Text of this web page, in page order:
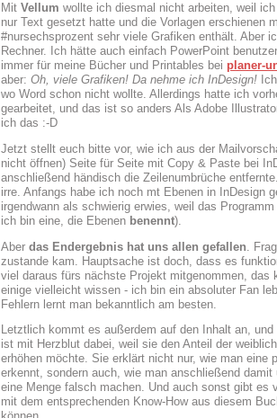
Mit Vellum wollte ich diesmal nicht arbeiten, weil
nur Text gesetzt hatte und die Vorlagen erschienen
#nursechsprozent sehr viele Grafiken enthält. Aber
Rechner. Ich hätte auch einfach PowerPoint
immer für meine Bücher und Printables bei planer-
aber: Oh, viele Grafiken! Da nehme ich InDesign!
wo Word schon nicht wollte. Allerdings hatte ich
gearbeitet, und das ist so anders Als Adobe
ich das :-D
Jetzt stellt euch bitte vor, wie ich aus der
nicht öffnen) Seite für Seite mit Copy & Paste bei
anschließend händisch die Zeilenumbrüche
irre. Anfangs habe ich noch mt Ebenen in InDesign
irgendwann als schwierig erwies, weil das
ich bin eine, die Ebenen benennt).
Aber das Endergebnis hat uns allen gefallen .
zustande kam. Hauptsache ist doch, dass es
viel daraus fürs nächste Projekt mitgenommen, das
einige vielleicht wissen - ich bin ein absoluter Fan
Fehlern lernt man bekanntlich am besten.
Letztlich kommt es außerdem auf den Inhalt an,
ist mit Herzblut dabei, weil sie den Anteil der
erhöhen möchte. Sie erklärt nicht nur, wie man eine
erkennt, sondern auch, wie man anschließend
eine Menge falsch machen. Und auch sonst gibt es
mit dem entsprechenden Know-How aus diesem